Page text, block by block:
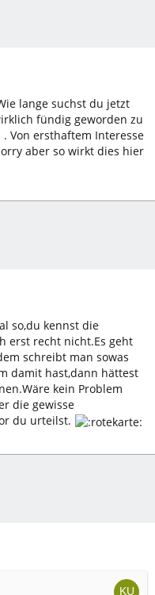
lange suchst du jetzt
fündig geworden zu
Von ersthaftem Interesse
aber so wirkt dies hier
so,du kennst die
erst recht nicht.Es geht
schreibt man sowas
damit hast,dann hättest
kein Problem
die gewisse
du urteilst.